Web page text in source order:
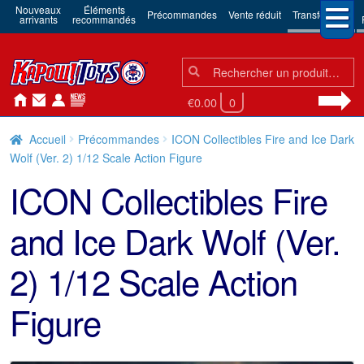
Nouveaux
arrivants
Éléments
recommandés Précommandes Vente réduit Transformers
Chercher:
Chercher
€0.00 0
Accueil Précommandes
ICON Collectibles Fire and Ice Dark
Wolf (Ver. 2) 1/12 Scale Action Figure
ICON Collectibles Fire
and Ice Dark Wolf (Ver.
2) 1/12 Scale Action
Figure